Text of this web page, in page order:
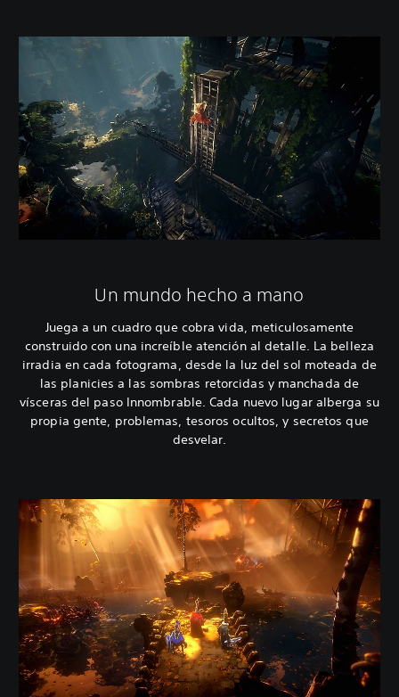
Un mundo hecho a mano
Juega a un cuadro que cobra vida, meticulosamente
construido con una increíble atención al detalle. La belleza
irradia en cada fotograma, desde la luz del sol moteada de
las planicies a las sombras retorcidas y manchada de
vísceras del paso Innombrable. Cada nuevo lugar alberga su
propia gente, problemas, tesoros ocultos, y secretos que
desvelar.